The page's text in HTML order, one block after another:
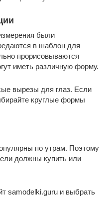
были
в шаблон для
прорисовываются
иметь различную форму.
вырезы для глаз. Если
круглые формы
по утрам. Поэтому
должны купить или
samodelki.guru и выбрать